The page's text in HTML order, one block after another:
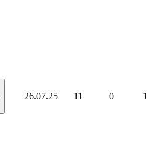
26.07.25 11 0 1